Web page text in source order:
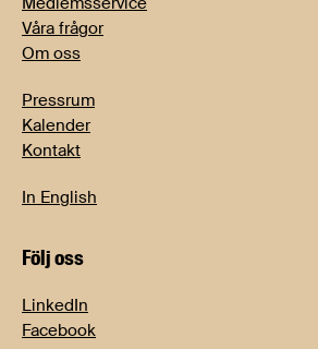
Våra frågor
Om oss
Pressrum
Kalender
Kontakt
In English
Följ oss
LinkedIn
Facebook